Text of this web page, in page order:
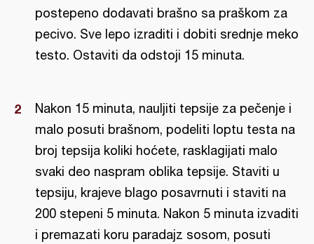
postepeno dodavati brašno sa praškom za
pecivo. Sve lepo izraditi i dobiti srednje meko
testo. Ostaviti da odstoji 15 minuta.
Nakon 15 minuta, nauljiti tepsije za pečenje i
malo posuti brašnom, podeliti loptu testa na
broj tepsija koliki hoćete, rasklagijati malo
svaki deo naspram oblika tepsije. Staviti u
tepsiju, krajeve blago posavrnuti i staviti na
200 stepeni 5 minuta. Nakon 5 minuta izvaditi
i premazati koru paradajz sosom, posuti